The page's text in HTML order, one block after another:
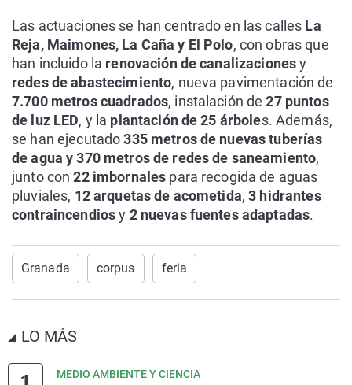
Las actuaciones se han centrado en las calles La
Reja, Maimones, La Caña y El Polo, con obras que
han incluido la renovación de canalizacionesy
redes de abastecimiento, nueva pavimentación de
7.700 metros cuadrados, instalación de27 puntos
de luz LED, y la plantación de 25 árboles. Además,
se han ejecutado335 metros de nuevas tuberías
de agua y 370 metros de redes de saneamiento,
junto con22 imbornales para recogida de aguas
pluviales, 12 arquetas de acometida,3 hidrantes
contraincendiosy 2 nuevas fuentes adaptadas.
Granada corpus feria
LO MÁS
MEDIO AMBIENTE Y CIENCIA